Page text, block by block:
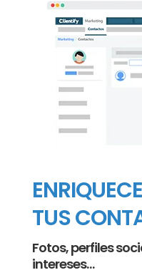
TUS
Fotos, perfiles
intereses…